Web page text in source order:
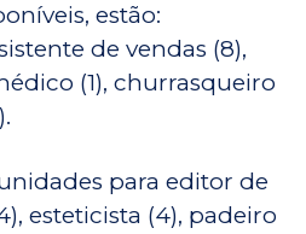
estão:
de vendas (8),
(1), churrasqueiro
para editor de
esteticista (4), padeiro